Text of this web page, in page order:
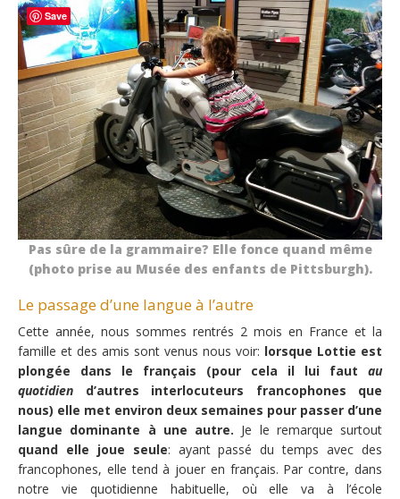
Pas sûre de la grammaire? Elle fonce quand même
(photo prise au Musée des enfants de Pittsburgh).
Le passage d’une langue à l’autre
Cette année, nous sommes rentrés 2 mois en France et la
famille et des amis sont venus nous voir: lorsque Lottie est
plongée dans le français (pour cela il lui faut au
quotidien d’autres interlocuteurs francophones que
nous) elle met environ deux semaines pour passer d’une
langue dominante à une autre. Je le remarque surtout
quand elle joue seule: ayant passé du temps avec des
francophones, elle tend à jouer en français. Par contre, dans
notre vie quotidienne habituelle, où elle va à l’école
Save